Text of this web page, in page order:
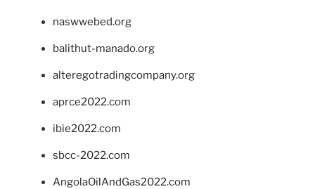
naswwebed.org
balithut-manado.org
alteregotradingcompany.org
aprce2022.com
ibie2022.com
sbcc-2022.com
AngolaOilAndGas2022.com